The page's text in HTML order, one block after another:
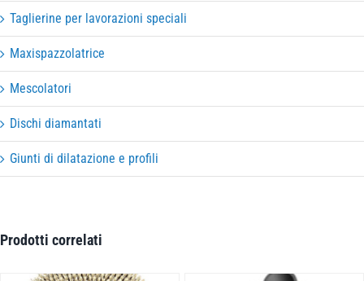
Taglierine per lavorazioni speciali
Maxispazzolatrice
Mescolatori
Dischi diamantati
Giunti di dilatazione e profili
Prodotti correlati